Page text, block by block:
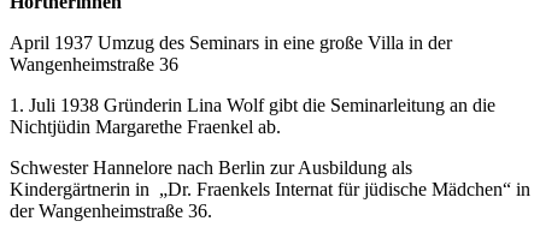
April 1937 Umzug des Seminars in eine große Villa in der
Wangenheimstraße 36
1. Juli 1938 Gründerin Lina Wolf gibt die Seminarleitung an die
Nichtjüdin Margarethe Fraenkel ab.
Schwester Hannelore nach Berlin zur Ausbildung als
Kindergärtnerin in „Dr. Fraenkels Internat für jüdische Mädchen“ in
der Wangenheimstraße 36.